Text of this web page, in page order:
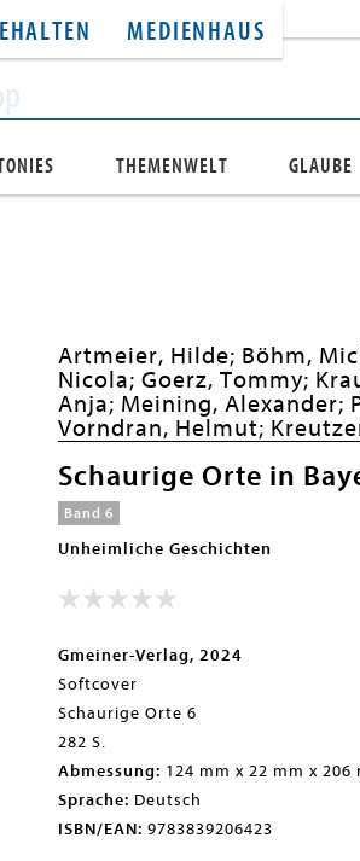
MEDIENHAUS
THEMENWELT GLAUBE
Artmeier, Hilde; Böhm,
Nicola; Goerz, Tommy;
Anja; Meining, Alexander;
Vorndran, Helmut;
Schaurige Orte in
Band 6
Unheimliche Geschichten
Gmeiner-Verlag, 2024
Softcover
Schaurige Orte 6
282 S.
Abmessung: 124 mm x 22 mm x 206
Sprache: Deutsch
ISBN/EAN: 9783839206423